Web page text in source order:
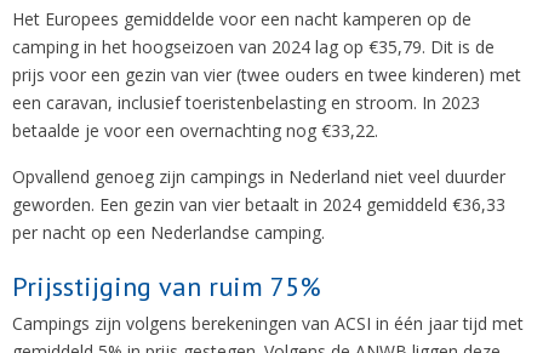
Het Europees gemiddelde voor een nacht kamperen op de
camping in het hoogseizoen van 2024 lag op €35,79. Dit is de
prijs voor een gezin van vier (twee ouders en twee kinderen) met
een caravan, inclusief toeristenbelasting en stroom. In 2023
betaalde je voor een overnachting nog €33,22.
Opvallend genoeg zijn campings in Nederland niet veel duurder
geworden. Een gezin van vier betaalt in 2024 gemiddeld €36,33
per nacht op een Nederlandse camping.
Prijsstijging van ruim 75%
Campings zijn volgens berekeningen van ACSI in één jaar tijd met